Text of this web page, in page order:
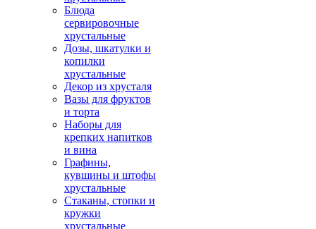
Блюда
сервировочные
хрустальные
Дозы, шкатулки и
копилки
хрустальные
Декор из хрусталя
Вазы для фруктов
и торта
Наборы для
крепких напитков
и вина
Графины,
кувшины и штофы
хрустальные
Стаканы, стопки и
кружки
хрустальные